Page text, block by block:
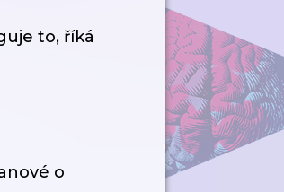
to, říká
o